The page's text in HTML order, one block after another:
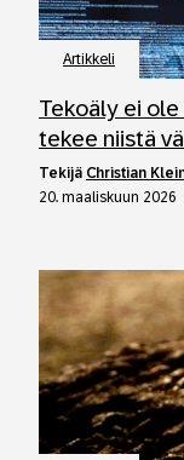
Artikkeli
Tekoäly ei
tekee niistä
tekijä Christian
20. maaliskuun 2026